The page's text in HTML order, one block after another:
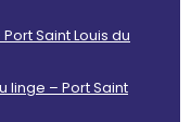
Saint Louis du
linge – Port Saint